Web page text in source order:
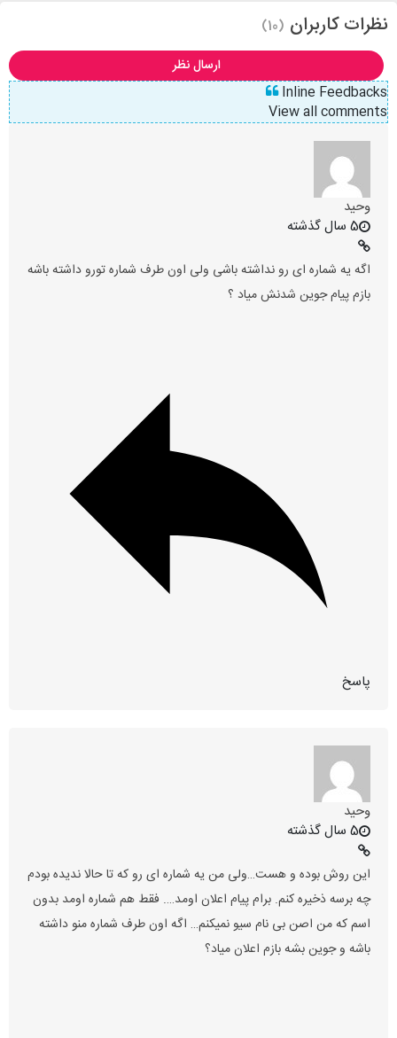
نظرات کاربران (10)
ارسال نظر
Inline Feedbacks
View all comments
وحید
5 سال گذشته
اگه یه شماره ای رو نداشته باشی ولی اون طرف شماره تورو داشته باشه
بازم پیام جوین شدنش میاد ؟
پاسخ
وحید
5 سال گذشته
این روش بوده و هست…ولی من یه شماره ای رو که تا حالا ندیده بودم
چه برسه ذخیره کنم. برام پیام اعلان اومد…. فقط هم شماره اومد بدون
اسم که من اصن بی نام سیو نمیکنم… اگه اون طرف شماره منو داشته
باشه و جوین بشه بازم اعلان میاد؟